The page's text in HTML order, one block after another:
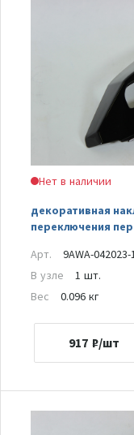
Нет в наличии
декоративная
переключения
Арт.
9AWA-042023-
В узле
1 шт.
Вес
0.096 кг
917 ₽/шт